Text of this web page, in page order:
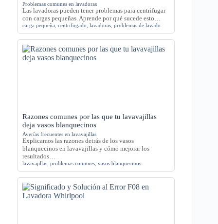
Problemas comunes en lavadoras
Las lavadoras pueden tener problemas para centrifugar
con cargas pequeñas. Aprende por qué sucede esto…
carga pequeña centrifugado lavadoras problemas de lavado
Razones comunes por las que tu lavavajillas
deja vasos blanquecinos
Averías frecuentes en lavavajillas
Explicamos las razones detrás de los vasos
blanquecinos en lavavajillas y cómo mejorar los
resultados…
lavavajillas problemas comunes vasos blanquecinos